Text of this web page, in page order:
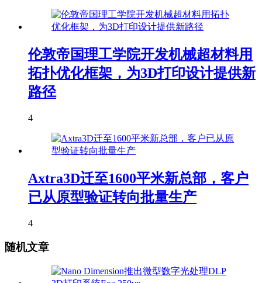
伦敦帝国理工学院开发机械超材料用
拓扑优化框架，为3D打印设计提供新
路径
4
Axtra3D迁至1600平米新总部，客户
已从原型验证转向批量生产
4
随机文章